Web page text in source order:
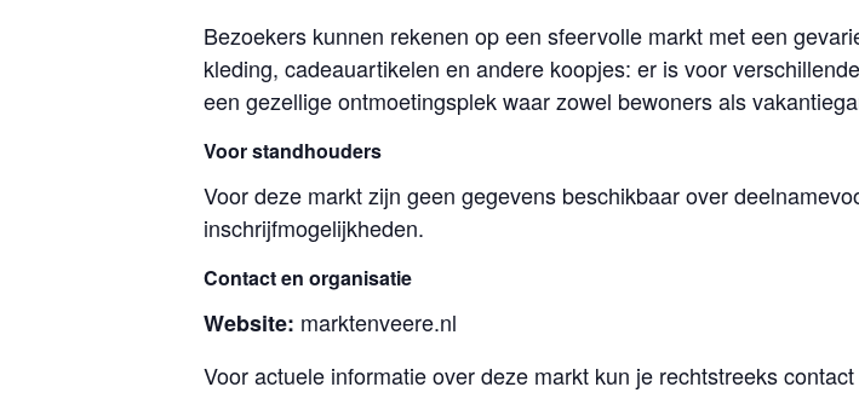
Bezoekers kunnen rekenen op een sfeervolle markt met een
kleding, cadeauartikelen en andere koopjes: er is voor
een gezellige ontmoetingsplek waar zowel bewoners als
Voor standhouders
Voor deze markt zijn geen gegevens beschikbaar over
inschrijfmogelijkheden.
Contact en organisatie
Website: marktenveere.nl
Voor actuele informatie over deze markt kun je rechtstreeks